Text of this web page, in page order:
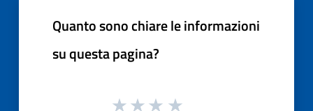
Quanto sono chiare le informazioni
su questa pagina?